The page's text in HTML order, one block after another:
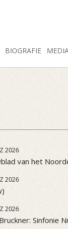
BIOGRAFIE
2026
van het
2026
2026
Sinfonie